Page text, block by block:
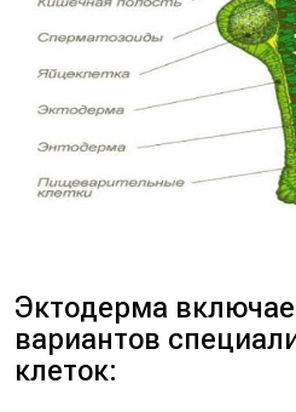
Эктодерма
вариантов
клеток: